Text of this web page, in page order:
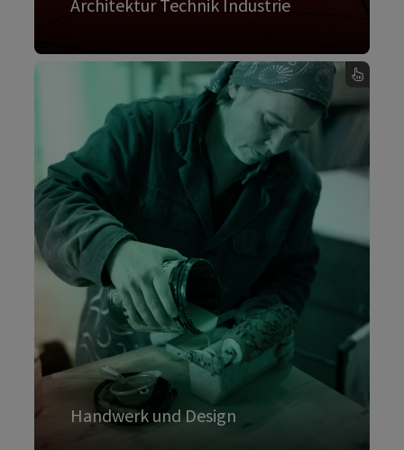
Architektur Technik Industrie
Mehr dazu
, Architektur Technik Industrie - Karte umdrehen
Handwerk und Design
Handwerk und Design
Das traditionelle Handwerk ist die Wurzel. Auf
dieser soliden Basis denken kreative Köpfe,
spüren geschickte Hände weiter. Und schaffen
innovatives Design aus Oberösterreich. Über
die Schulter schauen oder selbst probieren
birgt neue Erfahrungen.
Mehr dazu